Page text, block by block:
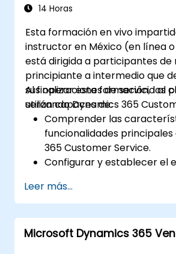
14 Horas
Esta formación en vivo
instructor en México (en línea
está dirigida a participantes de
principiante a intermedio que
sus operaciones de servicio al
utilizando Dynamics 365
Al finalizar esta formación, los
serán capaces de:
Comprender las
funcionalidades
365 Customer Service.
Configurar y establecer el
Gestionar interacciones
casos de manera eficiente.
Utilizar análisis para
del servicio.
Leer más...
Microsoft Dynamics 365